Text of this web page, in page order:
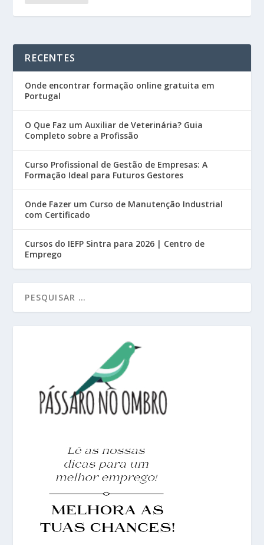
RECENTES
Onde encontrar formação online gratuita em
Portugal
O Que Faz um Auxiliar de Veterinária? Guia
Completo sobre a Profissão
Curso Profissional de Gestão de Empresas: A
Formação Ideal para Futuros Gestores
Onde Fazer um Curso de Manutenção Industrial
com Certificado
Cursos do IEFP Sintra para 2026 | Centro de
Emprego